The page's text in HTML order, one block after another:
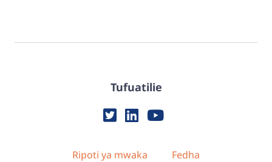
Tufuatilie
Ripoti ya mwaka Fedha